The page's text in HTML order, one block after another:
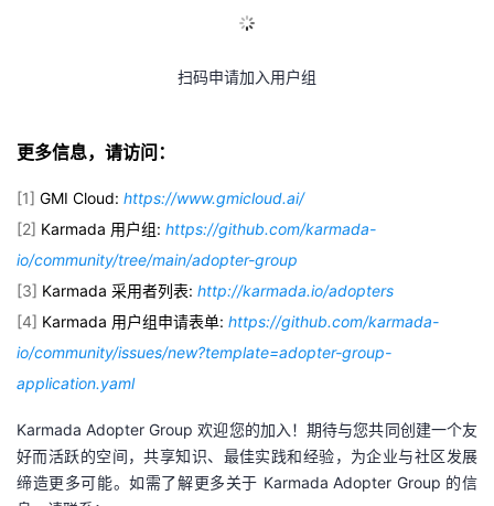
扫码申请加入用户组
更多信息，请访问：
[1] GMI Cloud: https://www.gmicloud.ai/
[2] Karmada 用户组: https://github.com/karmada-
io/community/tree/main/adopter-group
[3] Karmada 采用者列表: http://karmada.io/adopters
[4] Karmada 用户组申请表单: https://github.com/karmada-
io/community/issues/new?template=adopter-group-
application.yaml
Karmada Adopter Group 欢迎您的加入！期待与您共同创建一个友
好而活跃的空间，共享知识、最佳实践和经验，为企业与社区发展
缔造更多可能。如需了解更多关于 Karmada Adopter Group 的信